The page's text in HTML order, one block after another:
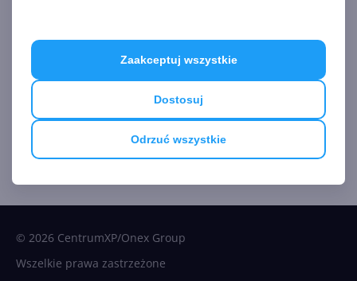
Odrzuć wszystkie
Dostosuj
Zaakceptuj wszystkie
Co to Git i GitHub? Dlaczego GitHub, a nie Dropbox czy
Google Drive? Jak zacząć? Na te i inne pytania znajdziesz
odpowiedzi w tym artykule!
© 2026 CentrumXP/Onex Group
Wszelkie prawa zastrzeżone